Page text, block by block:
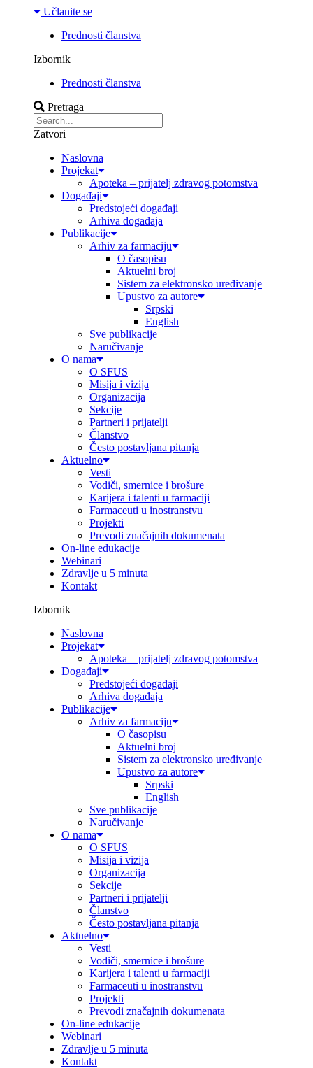
Učlanite se
Prednosti članstva
Izbornik
Prednosti članstva
Pretraga
Zatvori
Naslovna
Projekat
Apoteka – prijatelj zdravog potomstva
Događaji
Predstojeći događaji
Arhiva događaja
Publikacije
Arhiv za farmaciju
O časopisu
Aktuelni broj
Sistem za elektronsko uređivanje
Upustvo za autore
Srpski
English
Sve publikacije
Naručivanje
O nama
O SFUS
Misija i vizija
Organizacija
Sekcije
Partneri i prijatelji
Članstvo
Često postavljana pitanja
Aktuelno
Vesti
Vodiči, smernice i brošure
Karijera i talenti u farmaciji
Farmaceuti u inostranstvu
Projekti
Prevodi značajnih dokumenata
On-line edukacije
Webinari
Zdravlje u 5 minuta
Kontakt
Izbornik
Naslovna
Projekat
Apoteka – prijatelj zdravog potomstva
Događaji
Predstojeći događaji
Arhiva događaja
Publikacije
Arhiv za farmaciju
O časopisu
Aktuelni broj
Sistem za elektronsko uređivanje
Upustvo za autore
Srpski
English
Sve publikacije
Naručivanje
O nama
O SFUS
Misija i vizija
Organizacija
Sekcije
Partneri i prijatelji
Članstvo
Često postavljana pitanja
Aktuelno
Vesti
Vodiči, smernice i brošure
Karijera i talenti u farmaciji
Farmaceuti u inostranstvu
Projekti
Prevodi značajnih dokumenata
On-line edukacije
Webinari
Zdravlje u 5 minuta
Kontakt